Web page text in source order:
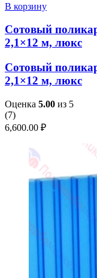
В корзину
Сотовый
2,1×12 м, люкс
Сотовый
2,1×12 м, люкс
Оценка 5.00 из 5
(7)
6,600.00 ₽